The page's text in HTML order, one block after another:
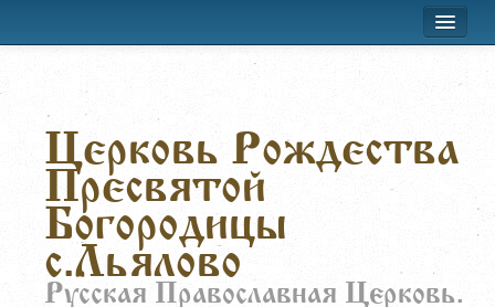
Лествица
Воскресная школа
Расписание
О храме
Церковь Рождества
Пресвятой
Богородицы
с.Льялово
Русская Православная Церковь.